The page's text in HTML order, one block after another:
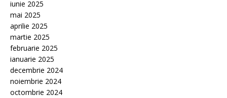
iunie 2025
mai 2025
aprilie 2025
martie 2025
februarie 2025
ianuarie 2025
decembrie 2024
noiembrie 2024
octombrie 2024